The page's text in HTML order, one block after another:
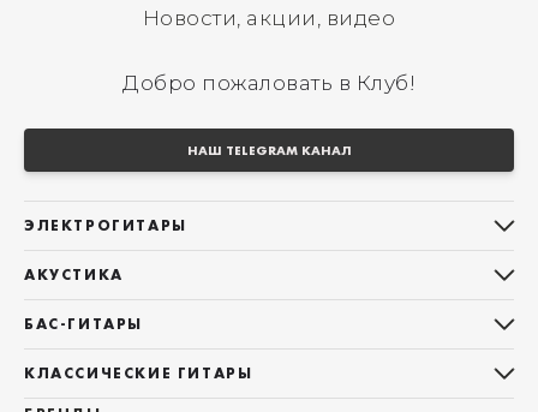
Новости, акции, видео
Добро пожаловать в Клуб!
НАШ TELEGRAM КАНАЛ
ЭЛЕКТРОГИТАРЫ
Telecaster
Les Paul
АКУСТИКА
Фолки (ОМ, 000, 00)
Гранд Аудиториум
БАС-ГИТАРЫ
КЛАССИЧЕСКИЕ ГИТАРЫ
Все классические гитары